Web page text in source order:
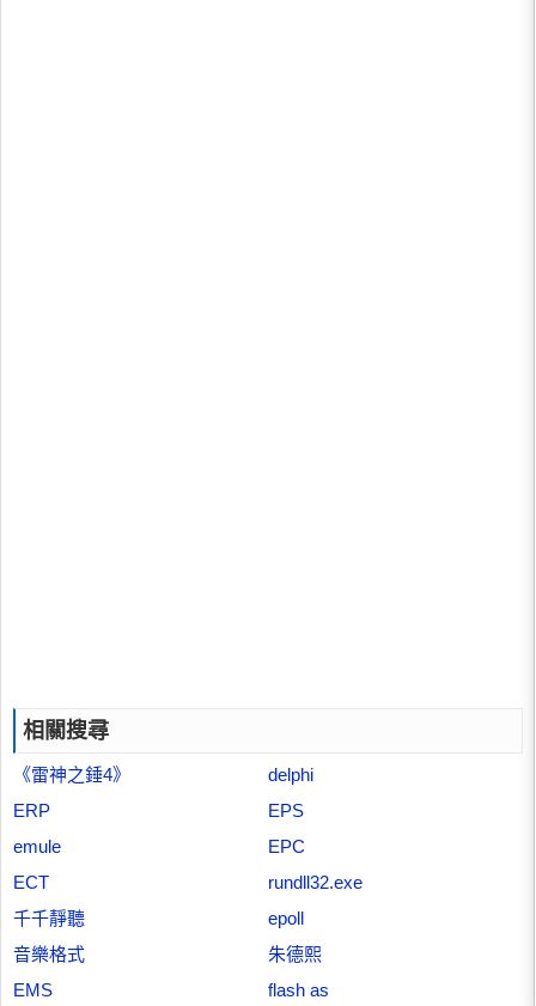
相關搜尋
《雷神之錘4》
delphi
ERP
EPS
emule
EPC
ECT
rundll32.exe
千千靜聽
epoll
音樂格式
朱德熙
EMS
flash as